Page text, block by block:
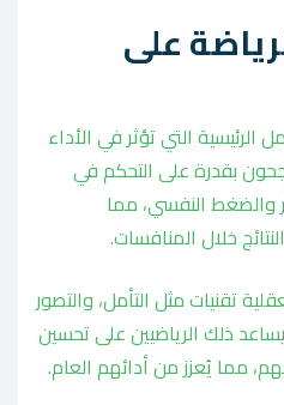
على
الرئيسية التي تؤثر في الأداء
بقدرة على التحكم في
والضغط النفسي، مما
خلال المنافسات.
تقنيات مثل التأمل، والتصور
يساعد ذلك الرياضيين على تحسين
مما يُعزز من أدائهم العام.